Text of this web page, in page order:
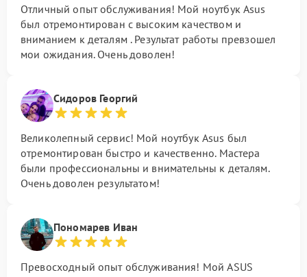
Отличный опыт обслуживания! Мой ноутбук Asus
был отремонтирован с высоким качеством и
вниманием к деталям . Результат работы превзошел
мои ожидания. Очень доволен!
Сидоров Георгий
Великолепный сервис! Мой ноутбук Asus был
отремонтирован быстро и качественно. Мастера
были профессиональны и внимательны к деталям.
Очень доволен результатом!
Пономарев Иван
Превосходный опыт обслуживания! Мой ASUS